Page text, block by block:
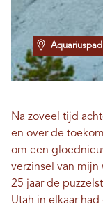
Aquariuspad
Na zoveel tijd
en over de
om een
verzinsel van
25 jaar de
Utah in elkaar